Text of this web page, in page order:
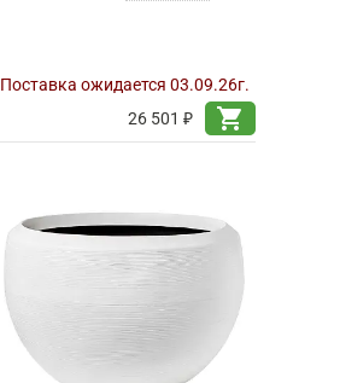
Поставка ожидается 03.09.26г.
26 501 ₽
shopping_cart